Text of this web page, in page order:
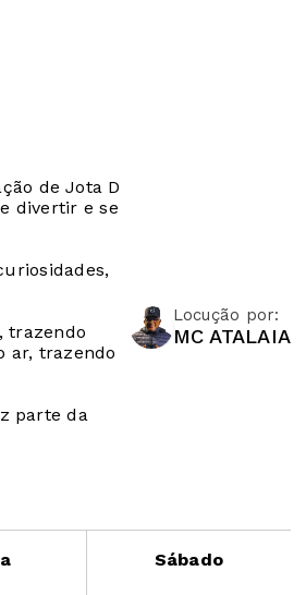
de Jota D
divertir e se
trazendo
ar, trazendo
parte da
Locução por:
MC ATALAIA
Sábado